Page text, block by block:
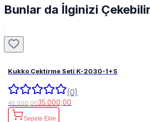
Bunlar da İlginizi Çekebilir
Kukko Çektirme Seti K-2030-1+S
(0)
45.000,0035.000,00
Sepete Ekle